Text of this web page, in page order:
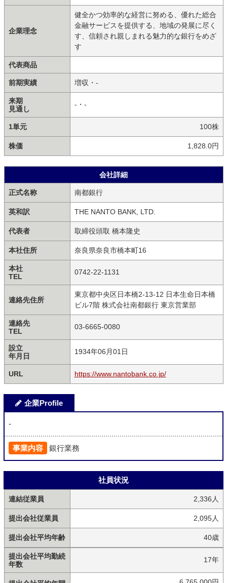
企業理念
健全かつ効率的な経営に努める、優れた総合
金融サービスを提供する、地域の発展に尽く
す、信頼され親しまれる魅力的な銀行をめざ
す
代表商品
前期実績 増収・-
来期
見通し
-・-
1単元 100株
株価 1,828.0円
会社詳細
正式名称 南都銀行
英和訳 THE NANTO BANK, LTD.
代表者 取締役頭取 橋本隆史
本社住所 奈良県奈良市橋本町16
本社
TEL
0742-22-1131
連絡先住所
東京都中央区日本橋2-13-12 日本生命日本橋
ビル7階 株式会社南都銀行 東京営業部
連絡先
TEL
03-6665-0080
設立
年月日
1934年06月01日
URL https://www.nantobank.co.jp/
企業Profile
-
事業内容 銀行業務
社員状況
連結従業員 2,336人
提出会社従業員 2,095人
提出会社平均年齢 40歳
提出会社平均勤続
年数
17年